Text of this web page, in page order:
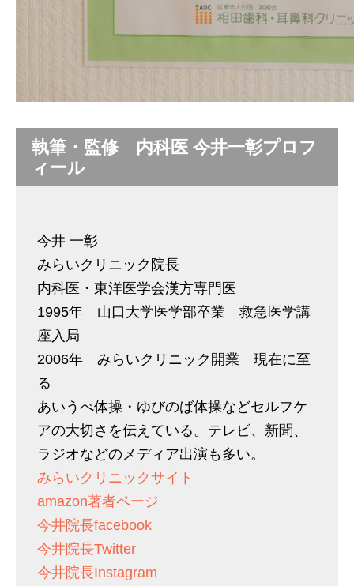
執筆・監修 内科医 今井一彰プロフ
ィール
今井 一彰
みらいクリニック院長
内科医・東洋医学会漢方専門医
1995年 山口大学医学部卒業 救急医学講
座入局
2006年 みらいクリニック開業 現在に至
る
あいうべ体操・ゆびのば体操などセルフケ
アの大切さを伝えている。テレビ、新聞、
ラジオなどのメディア出演も多い。
みらいクリニックサイト
amazon著者ページ
今井院長facebook
今井院長Twitter
今井院長Instagram